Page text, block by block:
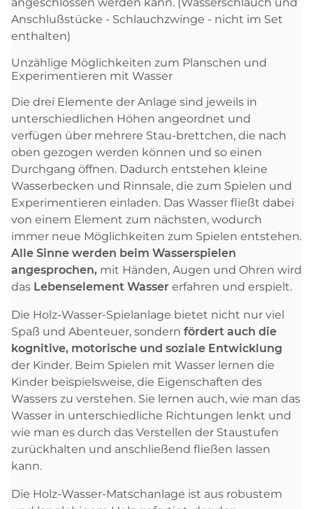
Anschlußstücke - Schlauchzwinge - nicht im Set
enthalten)
Unzählige Möglichkeiten zum Planschen und
Experimentieren mit Wasser
Die drei Elemente der Anlage sind jeweils in
unterschiedlichen Höhen angeordnet und
verfügen über mehrere Stau-brettchen, die nach
oben gezogen werden können und so einen
Durchgang öffnen. Dadurch entstehen kleine
Wasserbecken und Rinnsale, die zum Spielen und
Experimentieren einladen. Das Wasser fließt dabei
von einem Element zum nächsten, wodurch
immer neue Möglichkeiten zum Spielen entstehen.
Alle Sinne werden beim Wasserspielen
angesprochen, mit Händen, Augen und Ohren wird
das Lebenselement Wasser erfahren und erspielt.
Die Holz-Wasser-Spielanlage bietet nicht nur viel
Spaß und Abenteuer, sondern fördert auch die
kognitive, motorische und soziale Entwicklung
der Kinder. Beim Spielen mit Wasser lernen die
Kinder beispielsweise, die Eigenschaften des
Wassers zu verstehen. Sie lernen auch, wie man das
Wasser in unterschiedliche Richtungen lenkt und
wie man es durch das Verstellen der Staustufen
zurückhalten und anschließend fließen lassen
kann.
Die Holz-Wasser-Matschanlage ist aus robustem